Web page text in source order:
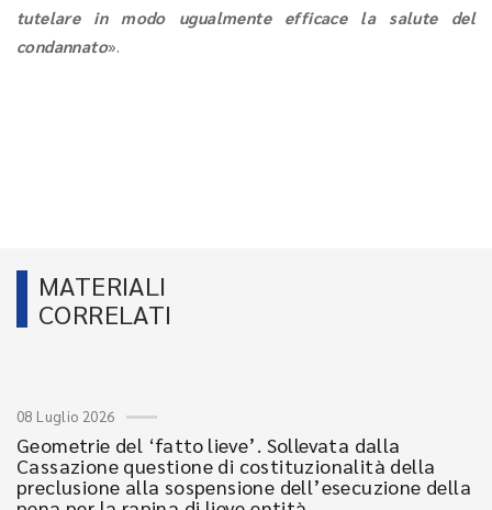
tutelare in modo ugualmente efficace la salute del
condannato».
MATERIALI
CORRELATI
08 Luglio 2026
Geometrie del ‘fatto lieve’. Sollevata dalla
Cassazione questione di costituzionalità della
preclusione alla sospensione dell’esecuzione della